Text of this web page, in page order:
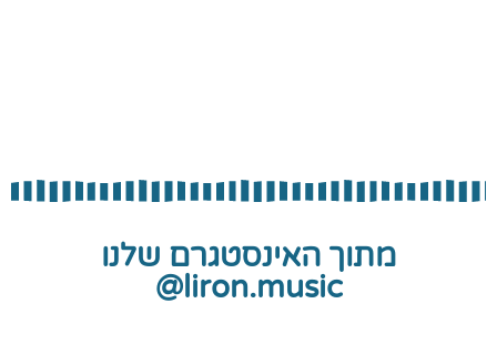
מתוך האינסטגרם שלנו
liron.music@